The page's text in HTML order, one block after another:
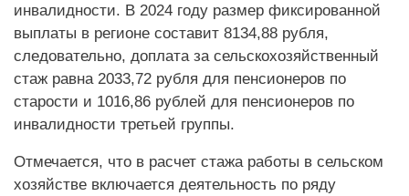
инвалидности. В 2024 году размер фиксированной
выплаты в регионе составит 8134,88 рубля,
следовательно, доплата за сельскохозяйственный
стаж равна 2033,72 рубля для пенсионеров по
старости и 1016,86 рублей для пенсионеров по
инвалидности третьей группы.
Отмечается, что в расчет стажа работы в сельском
хозяйстве включается деятельность по ряду